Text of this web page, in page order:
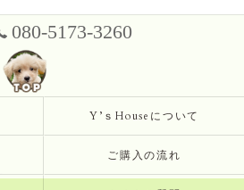
080-5173-3260
Y’ｓHouseについて
ご購入の流れ